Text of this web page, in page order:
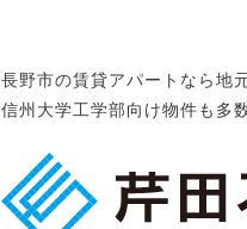
長野市の賃貸アパートなら地
信州大学工学部向け物件も多